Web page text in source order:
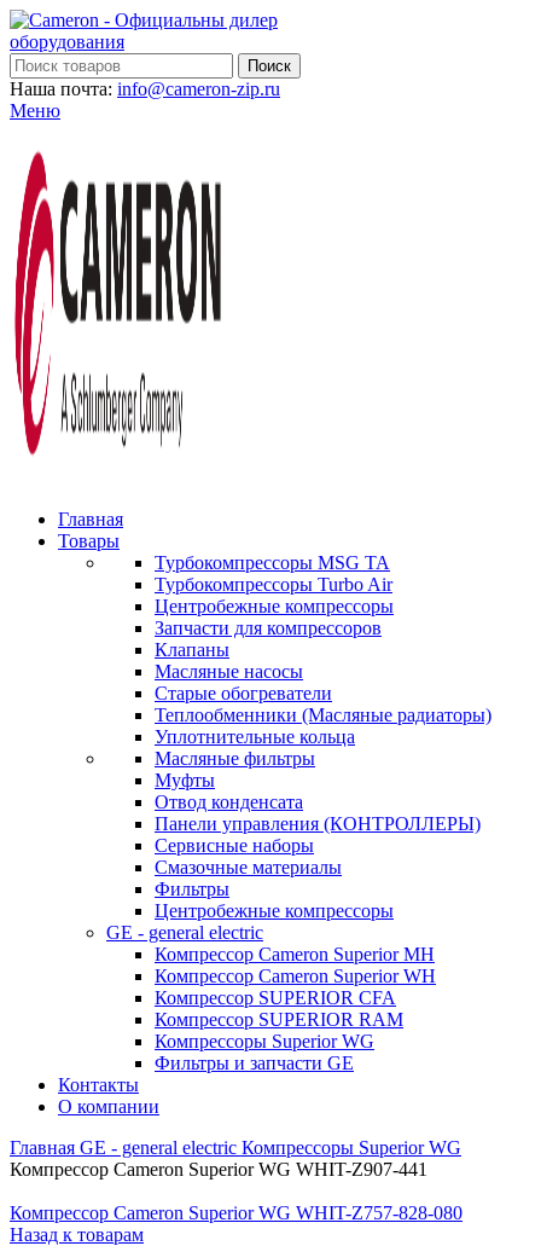
Поиск
Наша почта: info@cameron-zip.ru
Меню
Главная
Товары
Турбокомпрессоры MSG TA
Турбокомпрессоры Turbo Air
Центробежные компрессоры
Запчасти для компрессоров
Клапаны
Масляные насосы
Старые обогреватели
Теплообменники (Масляные радиаторы)
Уплотнительные кольца
Масляные фильтры
Муфты
Отвод конденсата
Панели управления (КОНТРОЛЛЕРЫ)
Сервисные наборы
Смазочные материалы
Фильтры
Центробежные компрессоры
GE - general electric
Компрессор Cameron Superior MH
Компрессор Cameron Superior WH
Компрессор SUPERIOR CFA
Компрессор SUPERIOR RAM
Компрессоры Superior WG
Фильтры и запчасти GE
Контакты
О компании
Главная GE - general electric Компрессоры Superior WG
Компрессор Cameron Superior WG WHIT-Z907-441
Компрессор Cameron Superior WG WHIT-Z757-828-080
Назад к товарам